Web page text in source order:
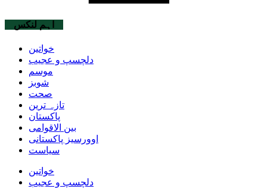
اہم لنکس
خواتین
دلچسپ و عجیب
موسم
شوبز
صحت
تازہ ترین
پاکستان
بین الاقوامی
اوورسیز پاکستانی
سیاست
خواتین
دلچسپ و عجیب